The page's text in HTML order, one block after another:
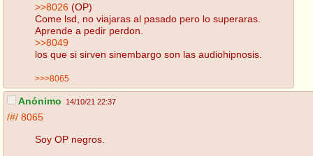
>>8026 (OP)
Come lsd, no viajaras al pasado pero lo superaras.
Aprende a pedir perdon.
>>8049
los que si sirven sinembargo son las audiohipnosis.
>>>8065
Anónimo 14/10/21 22:37
/#/ 8065
Soy OP negros.